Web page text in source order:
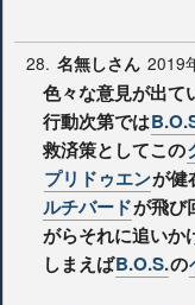
28. 名無しさん 2019
色々な意見が出て
行動次第では
救済策としてこの
プリドゥエンが健
ルチバードが飛び
がらそれに追いか
しまえばB.O.S.の